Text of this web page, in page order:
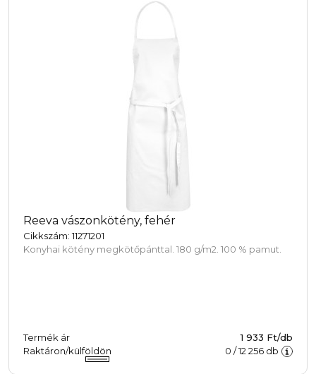
Reeva vászonkötény, fehér
Cikkszám: 11271201
Konyhai kötény megkötőpánttal. 180 g/m2. 100 % pamut.
Termék ár
1 933 Ft/db
Raktáron/külföldön
0 /12 256 db